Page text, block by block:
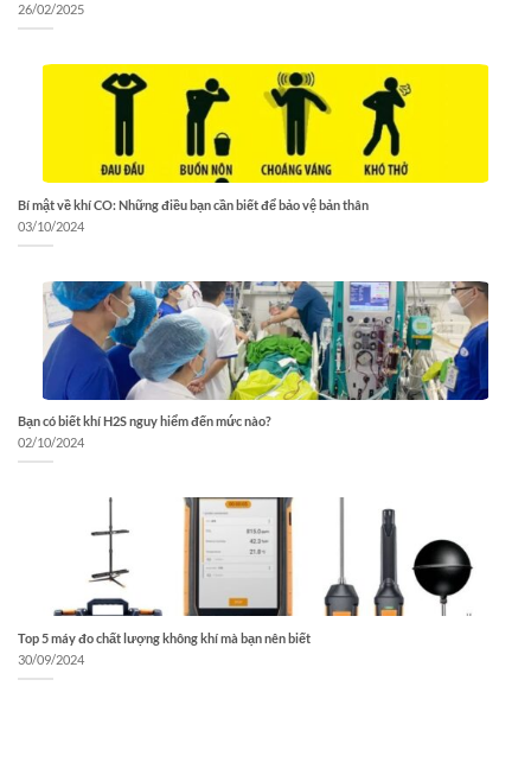
26/02/2025
Bí mật về khí CO: Những điều bạn cần biết để bảo vệ bản thân
03/10/2024
Bạn có biết khí H2S nguy hiểm đến mức nào?
02/10/2024
Top 5 máy đo chất lượng không khí mà bạn nên biết
30/09/2024